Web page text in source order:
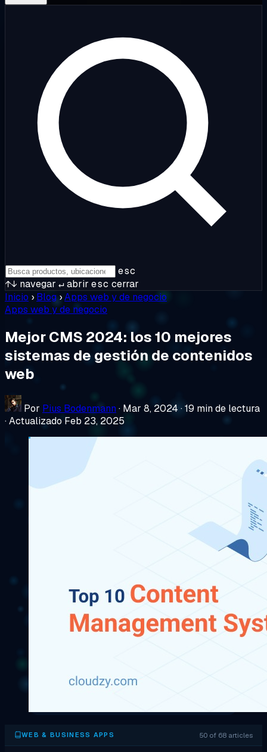
esc
↑↓ navegar ↵abrir esc cerrar
Inicio › Blog ›Apps web y de negocio
Apps web y de negocio
Mejor CMS 2024: los 10 mejores
sistemas de gestión de contenidos
web
Por Pius Bodenmann · Mar 8, 2024 ·19 min de lectura
·Actualizado Feb 23, 2025
WEB & BUSINESS APPS 50 of 68 articles